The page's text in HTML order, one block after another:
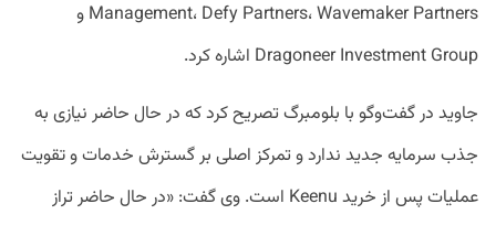
Management، Defy Partners، Wavemaker Partners و
Dragoneer Investment Group اشاره کرد.
جاوید در گفت‌وگو با بلومبرگ تصریح کرد که در حال حاضر نیازی به
جذب سرمایه جدید ندارد و تمرکز اصلی بر گسترش خدمات و تقویت
عملیات پس از خرید Keenu است. وی گفت: «در حال حاضر تراز